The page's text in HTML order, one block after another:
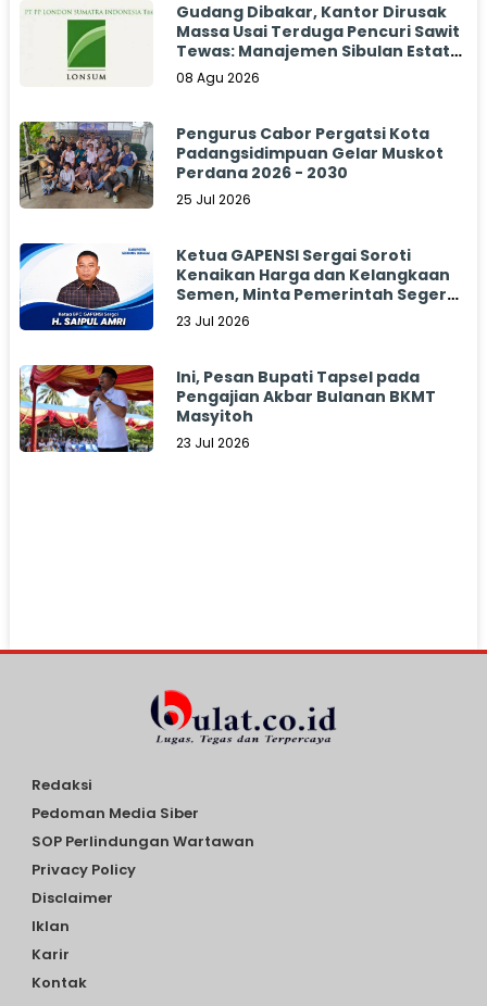
Gudang Dibakar, Kantor Dirusak
Massa Usai Terduga Pencuri Sawit
Tewas: Manajemen Sibulan Estate
Bungkam
08 Agu 2026
Pengurus Cabor Pergatsi Kota
Padangsidimpuan Gelar Muskot
Perdana 2026 - 2030
25 Jul 2026
Ketua GAPENSI Sergai Soroti
Kenaikan Harga dan Kelangkaan
Semen, Minta Pemerintah Segera
Bertindak
23 Jul 2026
Ini, Pesan Bupati Tapsel pada
Pengajian Akbar Bulanan BKMT
Masyitoh
23 Jul 2026
Redaksi
Pedoman Media Siber
SOP Perlindungan Wartawan
Privacy Policy
Disclaimer
Iklan
Karir
Kontak